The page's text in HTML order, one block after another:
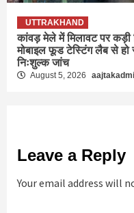
UTTRAKHAND
कांवड़ मेले में मिलावट पर कड़ी
मोबाइल फूड टेस्टिंग लैब से हो
निःशुल्क जांच
August 5, 2026
Leave a Reply
Your email address will